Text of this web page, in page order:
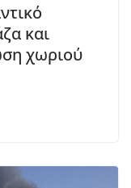
και
χωριού